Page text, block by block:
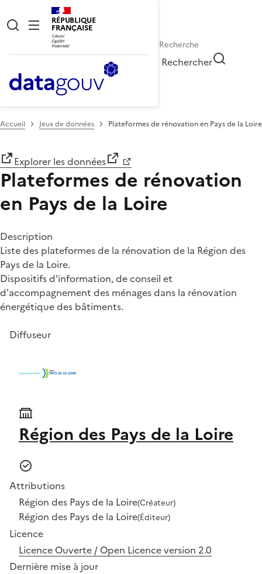
RÉPUBLIQUE
FRANÇAISE
Rechercher
Accueil Jeux de données Plateformes de rénovation en Pays de la Loire
Explorer les données
Plateformes de rénovation
en Pays de la Loire
Description
Liste des plateformes de la rénovation de la Région des
Pays de la Loire.
Dispositifs d'information, de conseil et
d'accompagnement des ménages dans la rénovation
énergétique des bâtiments.
Diffuseur
Région des Pays de la Loire
Attributions
Région des Pays de la Loire(Créateur)
Région des Pays de la Loire(Éditeur)
Licence
Licence Ouverte / Open Licence version 2.0
Dernière mise à jour